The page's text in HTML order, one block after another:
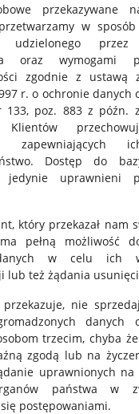
Standard,
Piżama
Mix
przekazywane
w
udzielonego przez
oraz wymogami
zgodnie z
r. o ochronie danych
133, poz. 883 z późn.
Klientów
zapewniających
Dostęp do
jedynie uprawnieni
który przekazał nam
pełną możliwość
w celu ich
lub też żądania
nie
danych
trzecim, chyba
zgodą lub na
uprawnionych na
państwa w
postępowaniami.